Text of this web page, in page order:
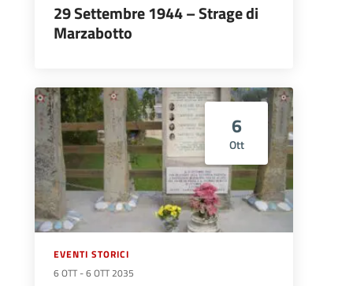
29 Settembre 1944 – Strage di
Marzabotto
6
Ott
EVENTI STORICI
6 OTT -6 OTT 2035